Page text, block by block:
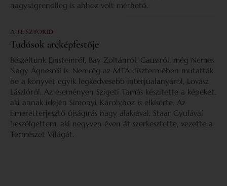
nagyságrendileg is ahhoz volt mérhető.
A TE SZTORID
Tudósok arcképfestője
Beszéltünk Einsteinről, Bay Zoltánról, Gaussról, még Nemes
Nagy Ágnesről is. Nemrég az MTA dísztermében mutatták
be a könyvét egyik legkedvesebb interjúalanyáról, Lovász
Lászlóról. Az eseményen Szigeti Tamás készítette a képeket,
aki annak idején Simonyi Károlyhoz is elkísérte. Az
ismeretterjesztő újságírás nagy alakjával, Staar Gyulával
beszélgettem, aki negyven éven át szerkesztette, vezette a
Természet Világát.